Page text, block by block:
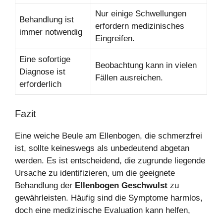
Behandlung ist
immer notwendig
Nur einige Schwellungen
erfordern medizinisches
Eingreifen.
Eine sofortige
Diagnose ist
erforderlich
Beobachtung kann in vielen
Fällen ausreichen.
Fazit
Eine weiche Beule am Ellenbogen, die schmerzfrei
ist, sollte keineswegs als unbedeutend abgetan
werden. Es ist entscheidend, die zugrunde liegende
Ursache zu identifizieren, um die geeignete
Behandlung der Ellenbogen Geschwulst zu
gewährleisten. Häufig sind die Symptome harmlos,
doch eine medizinische Evaluation kann helfen,